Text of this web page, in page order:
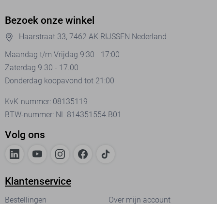
Bezoek onze winkel
Haarstraat 33, 7462 AK RIJSSEN Nederland
Maandag t/m Vrijdag 9:30 - 17:00
Zaterdag 9.30 - 17.00
Donderdag koopavond tot 21:00
KvK-nummer: 08135119
BTW-nummer: NL 814351554.B01
Volg ons
Klantenservice
Bestellingen
Over mijn account